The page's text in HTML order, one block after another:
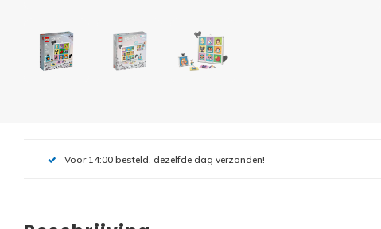
Voor 14:00 besteld, dezelfde dag verzonden!